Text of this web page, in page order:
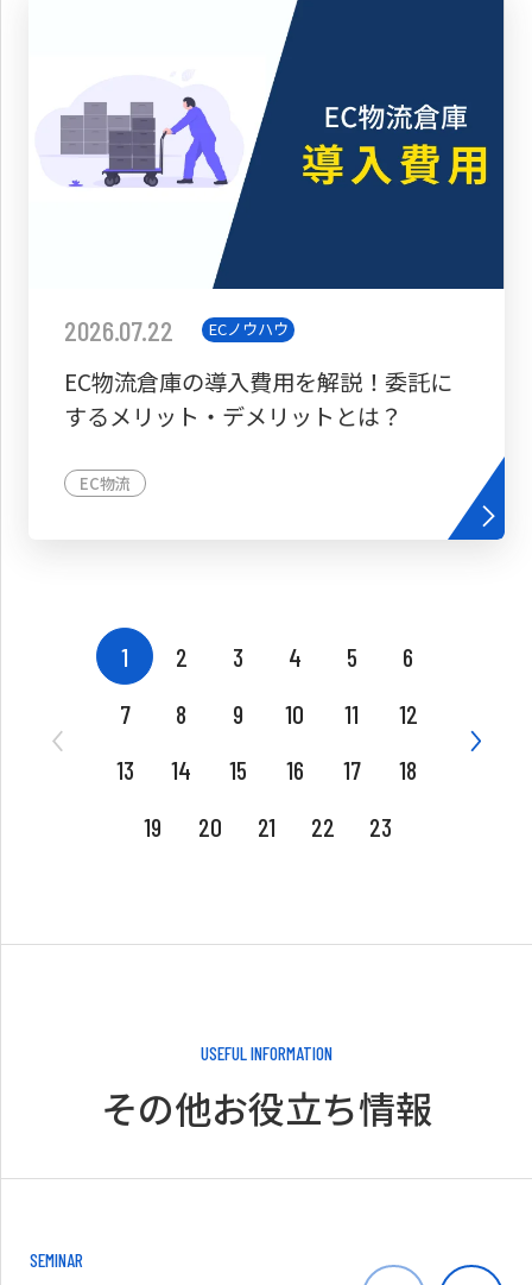
2026.07.22 ECノウハウ
EC物流倉庫の導入費用を解説！委託に
するメリット・デメリットとは？
EC物流
1 2 3 4 5
6
7
8 9 10 11
12
13
14 15 16 17
18
19
20 21 22 23
USEFUL INFORMATION
その他お役立ち情報
SEMINAR